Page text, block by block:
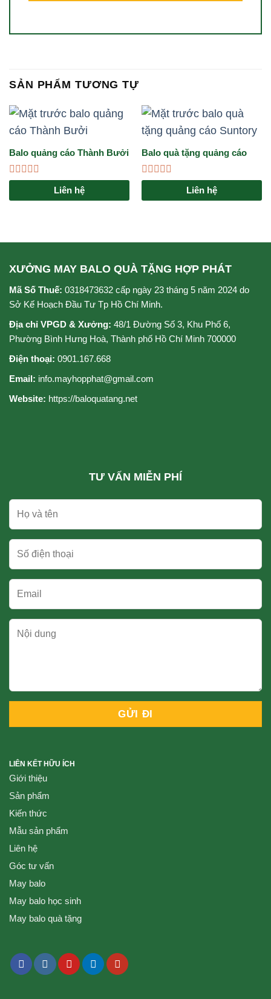
SẢN PHẨM TƯƠNG TỰ
Balo quảng cáo Thành Bưởi
Được
hạng
Liên hệ
Balo quà tặng quảng cáo
Suntory
Được
hạng
Liên hệ
XƯỞNG MAY BALO QUÀ TẶNG HỢP PHÁT
Mã Số Thuế: 0318473632 cấp ngày 23 tháng 5 năm 2024 do
Sở Kế Hoạch Đầu Tư Tp Hồ Chí Minh.
Địa chỉ VPGD & Xưởng: 48/1 Đường Số 3, Khu Phố 6,
Phường Bình Hưng Hoà, Thành phố Hồ Chí Minh 700000
Điện thoại: 0901.167.668
Email: info.mayhopphat@gmail.com
Website: https://baloquatang.net
TƯ VẤN MIỄN PHÍ
LIÊN KẾT HỮU ÍCH
Giới thiệu
Sản phẩm
Kiến thức
Mẫu sản phẩm
Liên hệ
Góc tư vấn
May balo
May balo học sinh
May balo quà tặng